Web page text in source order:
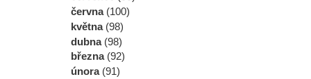
června (100)
května (98)
dubna (98)
března (92)
února (91)